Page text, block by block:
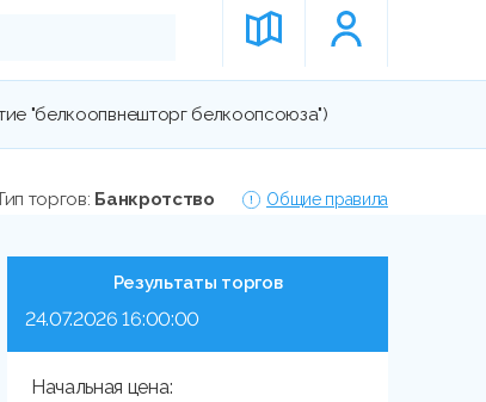
"белкоопвнешторг белкоопсоюза")
торгов: Банкротство Общие правила
Результаты торгов
24.07.2026 16:00:00
Начальная цена: